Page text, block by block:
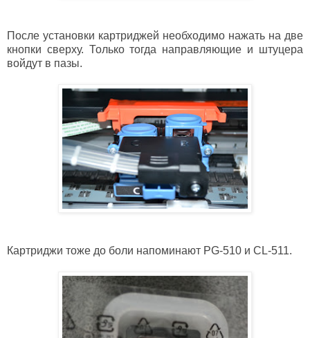
После установки картриджей необходимо нажать на две
кнопки сверху. Только тогда направляющие и штуцера
войдут в пазы.
Картриджи тоже до боли напоминают PG-510 и CL-511.